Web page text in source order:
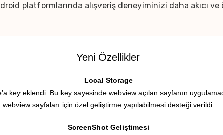
platformlarında alışveriş deneyiminizi daha akıcı
Yeni Özellikler
Local Storage
key eklendi. Bu key sayesinde webview açılan sayfanın
webview sayfaları için özel geliştirme yapılabilmesi desteği verildi.
ScreenShot Geliştimesi